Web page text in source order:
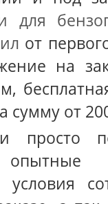
для
от
на
сумму от
просто